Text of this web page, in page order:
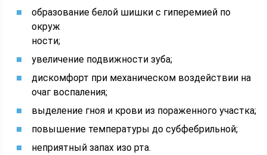
образование белой шишки с гиперемией по
окруж
ности;
увеличение подвижности зуба;
дискомфорт при механическом воздействии на
очаг воспаления;
выделение гноя и крови из пораженного участка;
повышение температуры до субфебрильной;
неприятный запах изо рта.